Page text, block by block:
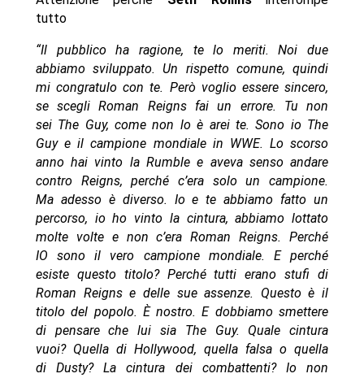
tutto
“Il pubblico ha ragione, te lo meriti. Noi due
abbiamo sviluppato. Un rispetto comune, quindi
mi congratulo con te. Però voglio essere sincero,
se scegli Roman Reigns fai un errore. Tu non
sei The Guy, come non lo è arei te. Sono io The
Guy e il campione mondiale in WWE. Lo scorso
anno hai vinto la Rumble e aveva senso andare
contro Reigns, perché c’era solo un campione.
Ma adesso è diverso. Io e te abbiamo fatto un
percorso, io ho vinto la cintura, abbiamo lottato
molte volte e non c’era Roman Reigns. Perché
IO sono il vero campione mondiale. E perché
esiste questo titolo? Perché tutti erano stufi di
Roman Reigns e delle sue assenze. Questo è il
titolo del popolo. È nostro. E dobbiamo smettere
di pensare che lui sia The Guy. Quale cintura
vuoi? Quella di Hollywood, quella falsa o quella
di Dusty? La cintura dei combattenti? Io non